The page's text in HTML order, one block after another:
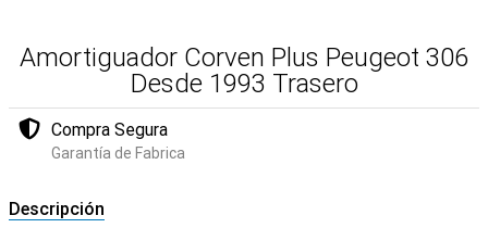
Amortiguador Corven Plus Peugeot 306
Desde 1993 Trasero
Compra Segura
Garantía de Fabrica
Descripción